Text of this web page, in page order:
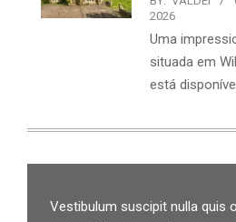
2026
Uma
situada em
está
Vestibulum suscipit nulla quis